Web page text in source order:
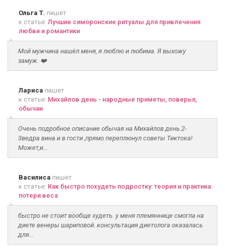
Ольга Т. пишет
к статье: Лучшие симоронские ритуалы для привлечения
любви и романтики
Мой мужчина нашёл меня, я люблю и любима. Я выхожу
замуж. ❤️
Лариса пишет
к статье: Михайлов день - народные приметы, поверья,
обычаи
Очень подробное описание обычая на Михайлов день.2-
3ведра вина и в гости ,прямо переплюнул советы Тиктока!
Может,и...
Василиса пишет
к статье: Как быстро похудеть подростку: теория и практика
потери веса
быстро не стоит вообще худеть. у меня племяннице смогла на
диете венеры шариповой. консультация диетолога оказалась
для...